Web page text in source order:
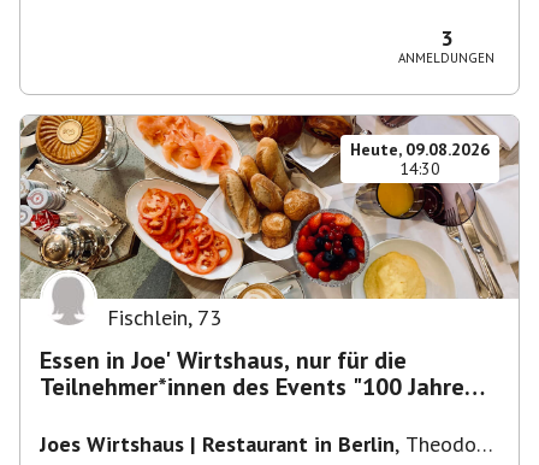
3
ANMELDUNGEN
Heute, 09.08.2026
14:30
Fischlein, 73
Essen in Joe' Wirtshaus, nur für die
Teilnehmer*innen des Events "100 Jahre
Joes Wirtshaus | Restaurant in Berlin, Theodor-